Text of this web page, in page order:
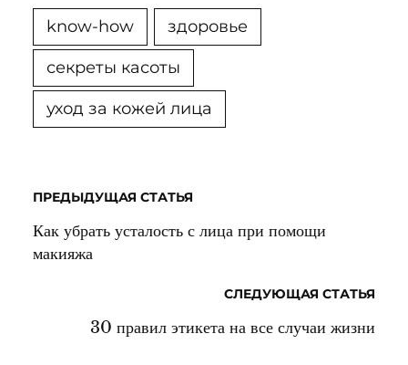
know-how здоровье
секреты касоты
уход за кожей лица
ПРЕДЫДУЩАЯ СТАТЬЯ
Как убрать усталость с лица при помощи
макияжа
СЛЕДУЮЩАЯ СТАТЬЯ
30 правил этикета на все случаи жизни